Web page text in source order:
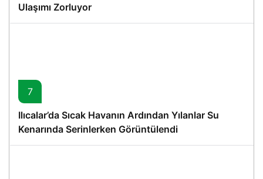
Ulaşımı Zorluyor
7
Ilıcalar’da Sıcak Havanın Ardından Yılanlar Su
Kenarında Serinlerken Görüntülendi